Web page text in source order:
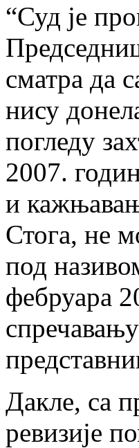
“Суд је
сматра да
нису
погледу
2007.
и
Стога, не
под
фебруара
Дакле, са
ревизије